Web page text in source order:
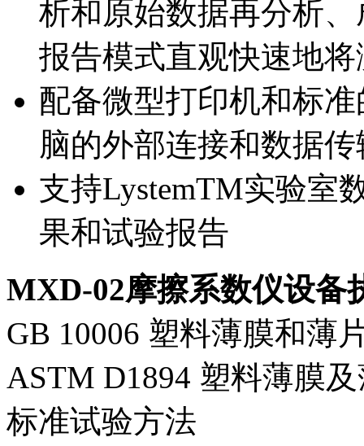
析和原始数据再分析
报告模式直观快速地
配备微型打印机和标
脑的外部连接和数据传
支持LystemTM实验室
果和试验报告
MXD-02摩擦系数仪设备
GB 10006 塑料薄膜和薄
ASTM D1894 塑料薄膜
标准试验方法